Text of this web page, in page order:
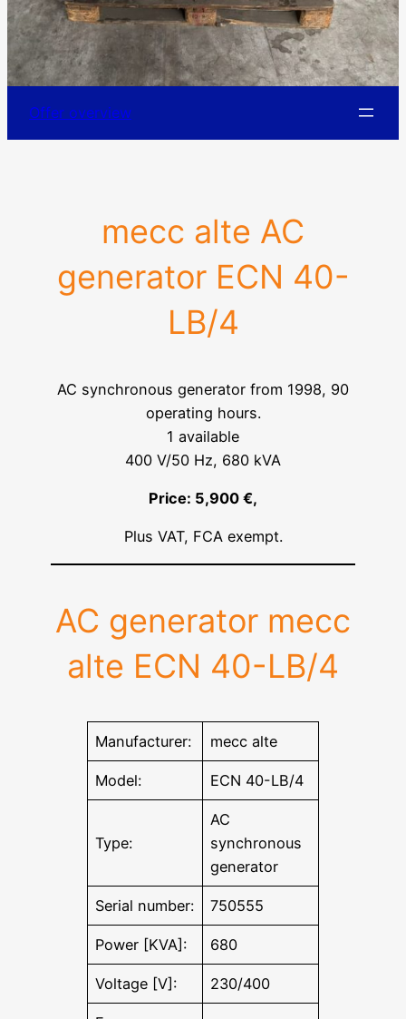
Offer overview
mecc alte AC
generator ECN 40-
LB/4
AC synchronous generator from 1998, 90
operating hours.
1 available
400 V/50 Hz, 680 kVA
Price: 5,900 €,
Plus VAT, FCA exempt.
AC generator mecc
alte ECN 40-LB/4
Manufacturer: mecc alte
Model: ECN 40-LB/4
Type:
AC
synchronous
generator
Serial number: 750555
Power [KVA]: 680
Voltage [V]: 230/400